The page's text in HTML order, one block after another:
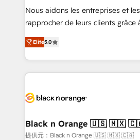
way for customers!" - Yamini Rangan, CEO of
HubSpot “Our experience with the team at Blue Frog
of experience and quality of
them a trusted reputation within
clients.” - Brian Garvey, VP, Solutions Partner
Program, HubSpot.
Nous aidons les entreprises et
rapprocher de leurs clients grâce
DIGITALISIM, nous avons l'intime
réussite des entreprises passe
le marketing digital, et la relation
pourquoi, nos experts sont à la
référencement, votre stratégie
projet HubSpot avec DIGITALISIM : 🧽
migration et intégration des
Elite5.0
Black n Orange 🇺🇸 🇲🇽
提供元：Black n Orange 🇺🇸 🇲🇽 🇨🇦